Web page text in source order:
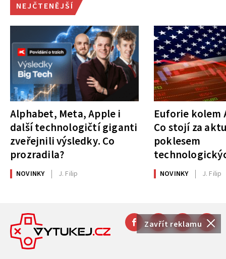
Zavřít reklamu
NEJČTENĚJŠÍ
Alphabet, Meta, Apple i
další technologičtí giganti
zveřejnili výsledky. Co
prozradila?
NOVINKY J. Filip
Euforie kolem
Co stojí za
poklesem
NOVINKY J. Filip